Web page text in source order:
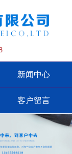
新闻中心
客户留言